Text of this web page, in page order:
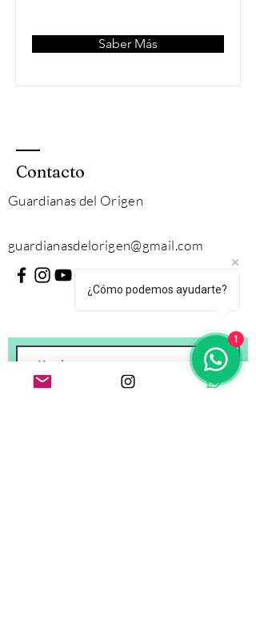
Saber Más
Contacto
Guardianas del Origen
guardianasdelorigen@gmail.com
¿Cómo podemos ayudarte?
1